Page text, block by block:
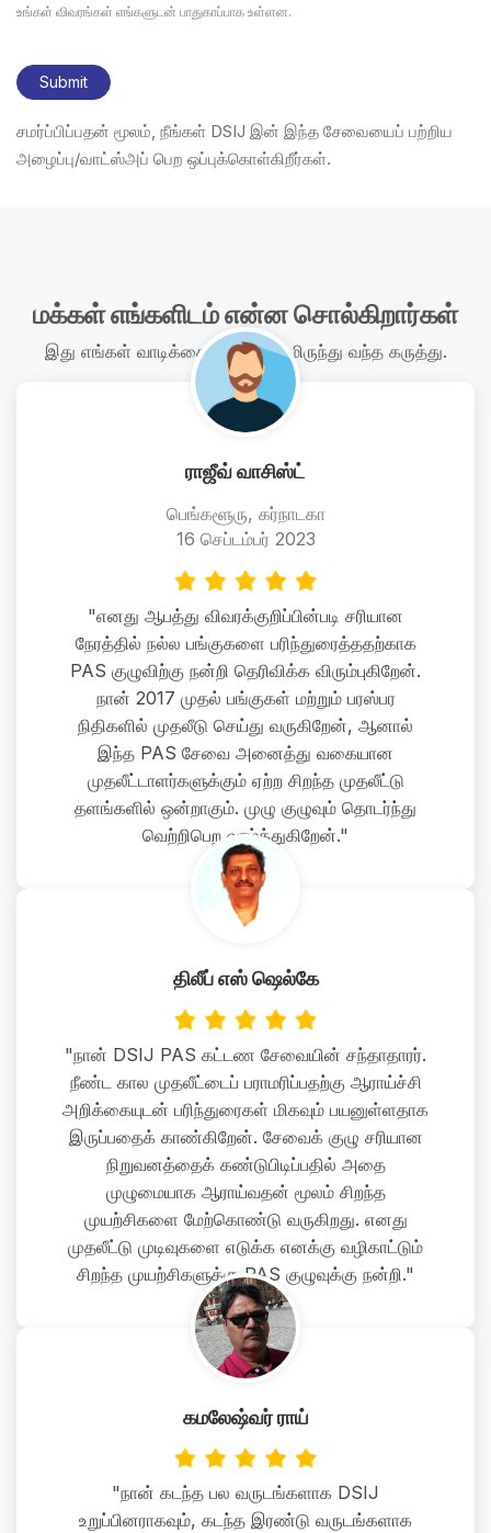
உங்கள் விவரங்கள் எங்களுடன் பாதுகாப்பாக உள்ளன.
​​​​Submit
சமர்ப்பிப்பதன் மூலம், நீங்கள் DSIJ இன் இந்த சேவையைப் பற்றிய
அழைப்பு/வாட்ஸ்அப் பெற ஒப்புக்கொள்கிறீர்கள்.
மக்கள் எங்களிடம் என்ன சொல்கிறார்கள்
இது எங்கள் வாடிக்கையாளர்களிடமிருந்து வந்த கருத்து.
ராஜீவ் வாசிஸ்ட்
பெங்களூரு, கர்நாடகா
16 செப்டம்பர் 2023
"எனது ஆபத்து விவரக்குறிப்பின்படி சரியான
நேரத்தில் நல்ல பங்குகளை பரிந்துரைத்ததற்காக
PAS குழுவிற்கு நன்றி தெரிவிக்க விரும்புகிறேன்.
நான் 2017 முதல் பங்குகள் மற்றும் பரஸ்பர
நிதிகளில் முதலீடு செய்து வருகிறேன், ஆனால்
இந்த PAS சேவை அனைத்து வகையான
முதலீட்டாளர்களுக்கும் ஏற்ற சிறந்த முதலீட்டு
தளங்களில் ஒன்றாகும். முழு குழுவும் தொடர்ந்து
வெற்றிபெற வாழ்த்துகிறேன்."
திலீப் எஸ் ஷெல்கே
"நான் DSIJ PAS கட்டண சேவையின் சந்தாதாரர்.
நீண்ட கால முதலீட்டைப் பராமரிப்பதற்கு ஆராய்ச்சி
அறிக்கையுடன் பரிந்துரைகள் மிகவும் பயனுள்ளதாக
இருப்பதைக் காண்கிறேன். சேவைக் குழு சரியான
நிறுவனத்தைக் கண்டுபிடிப்பதில் அதை
முழுமையாக ஆராய்வதன் மூலம் சிறந்த
முயற்சிகளை மேற்கொண்டு வருகிறது. எனது
முதலீட்டு முடிவுகளை எடுக்க எனக்கு வழிகாட்டும்
சிறந்த முயற்சிகளுக்கு PAS குழுவுக்கு நன்றி."
கமலேஷ்வர் ராய்
"நான் கடந்த பல வருடங்களாக DSIJ
உறுப்பினராகவும், கடந்த இரண்டு வருடங்களாக